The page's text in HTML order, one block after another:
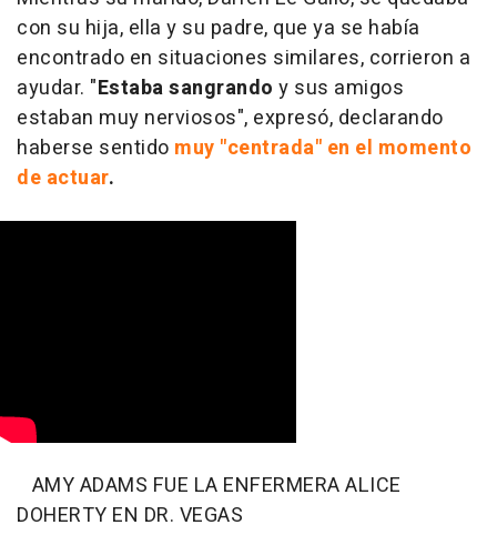
con su hija, ella y su padre, que ya se había
encontrado en situaciones similares, corrieron a
ayudar. "Estaba sangrando y sus amigos
estaban muy nerviosos", expresó, declarando
haberse sentido muy "centrada" en el momento
de actuar.
AMY ADAMS FUE LA ENFERMERA ALICE
DOHERTY EN DR. VEGAS